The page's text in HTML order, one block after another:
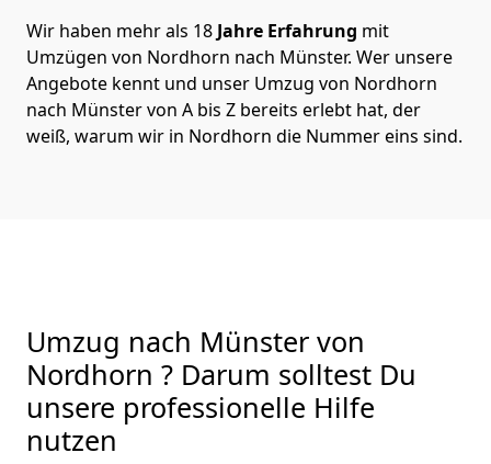
Wir haben mehr als 18 Jahre Erfahrung mit
Umzügen von Nordhorn nach Münster. Wer unsere
Angebote kennt und unser Umzug von Nordhorn
nach Münster von A bis Z bereits erlebt hat, der
weiß, warum wir in Nordhorn die Nummer eins sind.
Umzug nach Münster von
Nordhorn ? Darum solltest Du
unsere professionelle Hilfe
nutzen